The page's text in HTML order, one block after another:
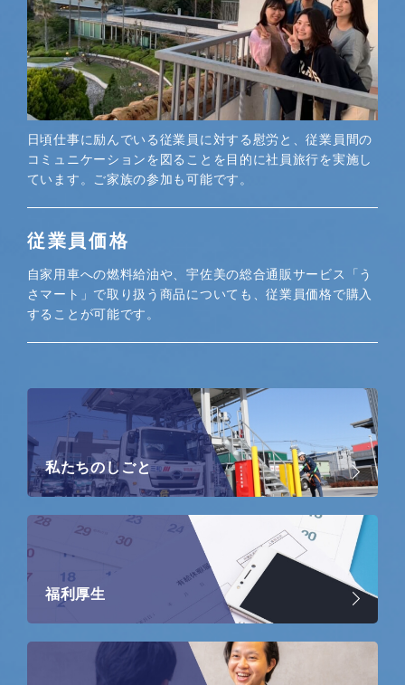
日頃仕事に励んでいる従業員に対する慰労と、従業員間の
コミュニケーションを図ることを目的に社員旅行を実施し
ています。ご家族の参加も可能です。
従業員価格
自家用車への燃料給油や、宇佐美の総合通販サービス「う
さマート」で取り扱う商品についても、従業員価格で購入
することが可能です。
私たちのしごと
福利厚生